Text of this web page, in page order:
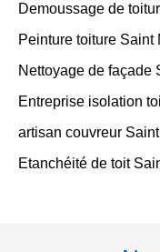
Demoussage de
Peinture toiture Saint
Nettoyage de façade
Entreprise isolation
artisan couvreur
Etanchéité de toit